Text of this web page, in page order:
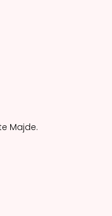
Majde.